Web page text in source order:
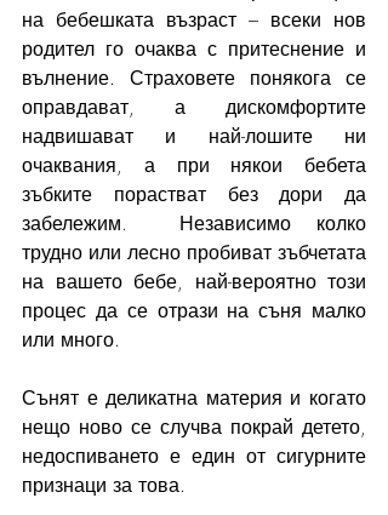
на бебешката възраст – всеки нов
родител го очаква с притеснение и
вълнение. Страховете понякога се
оправдават, а дискомфортите
надвишават и най-лошите ни
очаквания, а при някои бебета
зъбките порастват без дори да
забележим.  Независимо колко
трудно или лесно пробиват зъбчетата
на вашето бебе, най-вероятно този
процес да се отрази на съня малко
или много.
Сънят е деликатна материя и когато
нещо ново се случва покрай детето,
недоспиването е един от сигурните
признаци за това.